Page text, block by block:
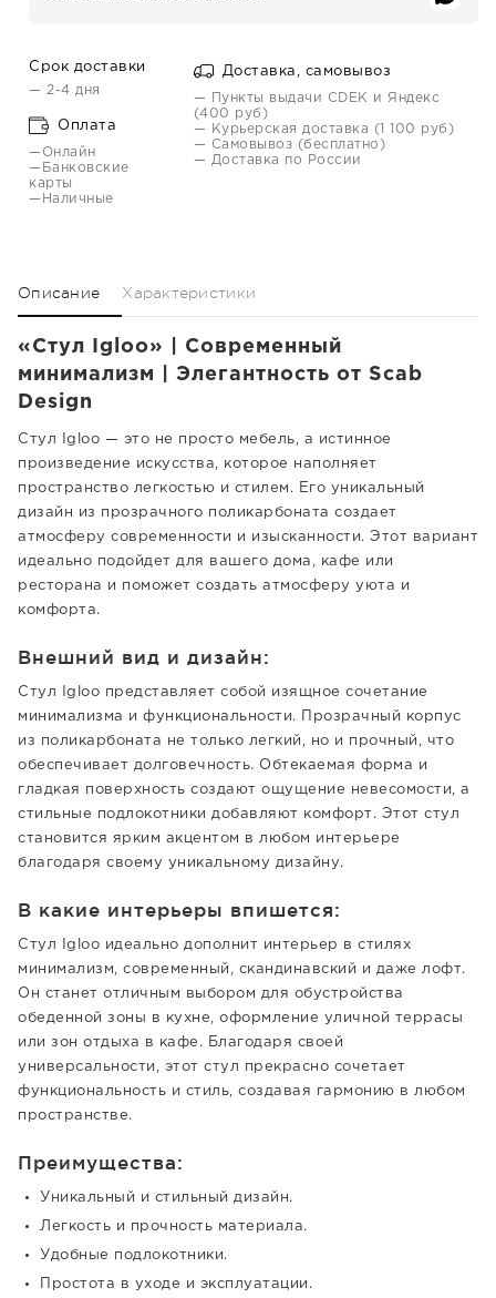
Срок доставки
— 2-4 дня
Оплата
—Онлайн
—Банковские
карты
—Наличные
Доставка, самовывоз
— Пункты выдачи CDEK и Яндекс
(400 руб)
— Курьерская доставка (1 100 руб)
— Самовывоз (бесплатно)
— Доставка по России
Описание Характеристики
«Стул Igloo» | Современный
минимализм | Элегантность от Scab
Design
Стул Igloo — это не просто мебель, а истинное
произведение искусства, которое наполняет
пространство легкостью и стилем. Его уникальный
дизайн из прозрачного поликарбоната создает
атмосферу современности и изысканности. Этот вариант
идеально подойдет для вашего дома, кафе или
ресторана и поможет создать атмосферу уюта и
комфорта.
Внешний вид и дизайн:
Стул Igloo представляет собой изящное сочетание
минимализма и функциональности. Прозрачный корпус
из поликарбоната не только легкий, но и прочный, что
обеспечивает долговечность. Обтекаемая форма и
гладкая поверхность создают ощущение невесомости, а
стильные подлокотники добавляют комфорт. Этот стул
становится ярким акцентом в любом интерьере
благодаря своему уникальному дизайну.
В какие интерьеры впишется:
Стул Igloo идеально дополнит интерьер в стилях
минимализм, современный, скандинавский и даже лофт.
Он станет отличным выбором для обустройства
обеденной зоны в кухне, оформление уличной террасы
или зон отдыха в кафе. Благодаря своей
универсальности, этот стул прекрасно сочетает
функциональность и стиль, создавая гармонию в любом
пространстве.
Преимущества:
Уникальный и стильный дизайн.
Легкость и прочность материала.
Удобные подлокотники.
Простота в уходе и эксплуатации.